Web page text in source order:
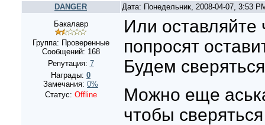
DANGER
Дата: Понедельник, 2008-04-07, 3:53
Бакалавр
Группа: Проверенные
Сообщений: 168
Репутация: 7
Награды: 0
Замечания: 0%
Статус: Offline
Или оставляйте
попросят
Будем
Можно еще
чтобы